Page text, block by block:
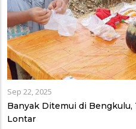
Sep 22, 2025
Banyak Ditemui di
Lontar